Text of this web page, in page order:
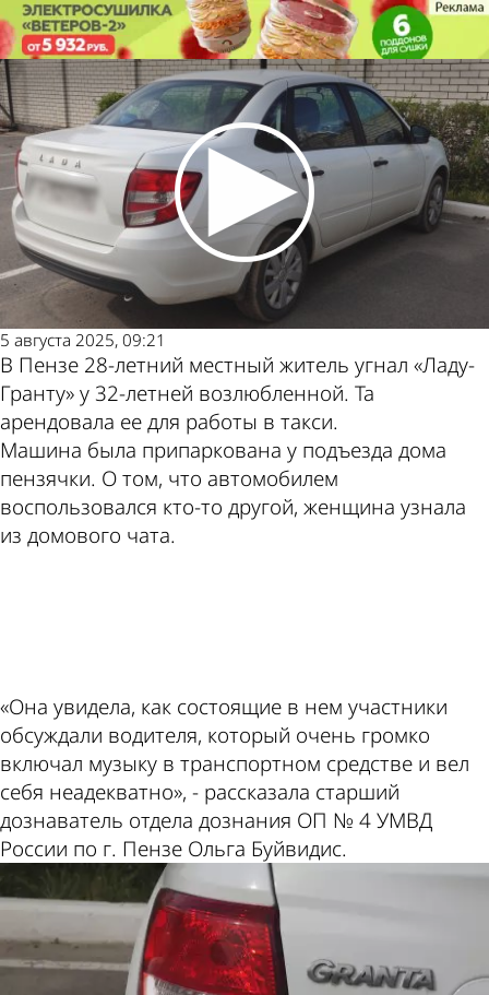
Житель Пензы угнал машину у
таксистки
Криминал
5 августа 2025, 09:21
В Пензе 28-летний местный житель угнал «Ладу-
Гранту» у 32-летней возлюбленной. Та
арендовала ее для работы в такси.
Машина была припаркована у подъезда дома
пензячки. О том, что автомобилем
воспользовался кто-то другой, женщина узнала
из домового чата.
«Она увидела, как состоящие в нем участники
обсуждали водителя, который очень громко
включал музыку в транспортном средстве и вел
себя неадекватно», - рассказала старший
дознаватель отдела дознания ОП № 4 УМВД
России по г. Пензе Ольга Буйвидис.
Житель Пензы угнал машину у
таксистки
Криминал
Другие
новости по
теме
Погода и
курсы валют
в Пензе